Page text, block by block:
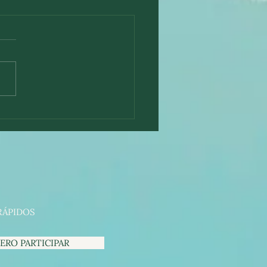
PARTICIPAR